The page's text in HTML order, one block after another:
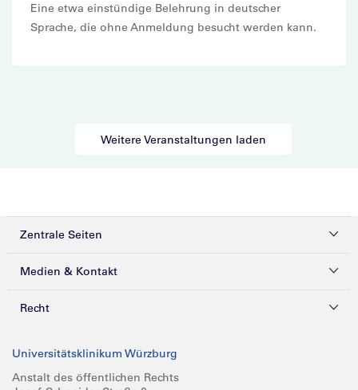
Eine etwa einstündige Belehrung in deutscher
Sprache, die ohne Anmeldung besucht werden kann.
Weitere Veranstaltungen laden
Zentrale Seiten
Kliniken & Zentren
Forschung
Medien & Kontakt
Presse
Recht
Compliance
Universitätsklinikum Würzburg
Anstalt des öffentlichen Rechts